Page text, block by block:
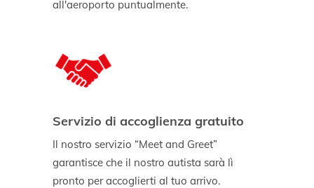
all'aeroporto puntualmente.
Servizio di accoglienza gratuito
Il nostro servizio “Meet and Greet”
garantisce che il nostro autista sarà lì
pronto per accoglierti al tuo arrivo.